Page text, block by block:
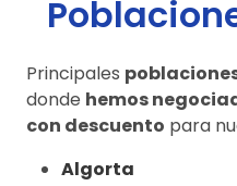
Principales
donde hemos
con descuento para
Algorta